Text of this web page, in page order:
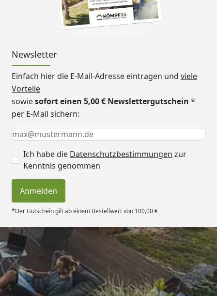
Newsletter
Einfach hier die E-Mail-Adresse eintragen und viele
Vorteile
sowiesofort einen 5,00 € Newslettergutschein *
per E-Mail sichern:
Keine Eingabe erforderlich
Eingabe erforderlich
E-Mail *
Ich habe die Datenschutzbestimmungen zur
Kenntnis genommen
Anmelden
*Der Gutschein gilt ab einem Bestellwert von 100,00 €
Trusted Shops
4,50/ 5